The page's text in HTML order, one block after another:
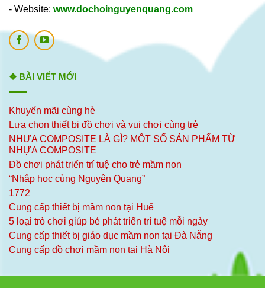
- Website: www.dochoinguyenquang.com
❖ BÀI VIẾT MỚI
Khuyến mãi cùng hè
Lựa chọn thiết bị đồ chơi và vui chơi cùng trẻ
NHỰA COMPOSITE LÀ GÌ? MỘT SỐ SẢN PHẨM TỪ
NHỰA COMPOSITE
Đồ chơi phát triển trí tuệ cho trẻ mầm non
“Nhập học cùng Nguyên Quang”
1772
Cung cấp thiết bị mầm non tại Huế
5 loại trò chơi giúp bé phát triển trí tuệ mỗi ngày
Cung cấp thiết bị giáo dục mầm non tại Đà Nẵng
Cung cấp đồ chơi mầm non tại Hà Nội